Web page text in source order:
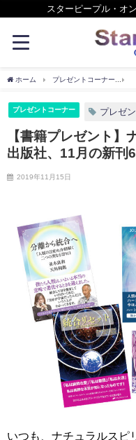
スターピープル・オ
ホーム プレゼントコーナー
プレゼントコーナー プレゼン
【書籍プレゼント】
出版社、11月の新刊
2019年11月15日
いつも、ナチュラルスピ